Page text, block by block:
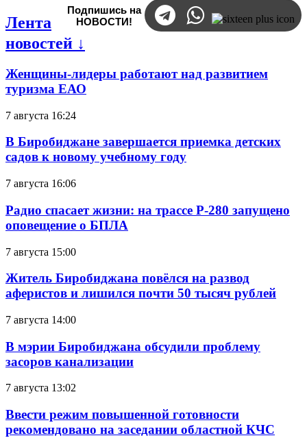
Подпишись на
НОВОСТИ!
Лента
новостей ↓
Женщины-лидеры работают над развитием
туризма ЕАО
7 августа 16:24
В Биробиджане завершается приемка детских
садов к новому учебному году
7 августа 16:06
Радио спасает жизни: на трассе Р-280 запущено
оповещение о БПЛА
7 августа 15:00
Житель Биробиджана повёлся на развод
аферистов и лишился почти 50 тысяч рублей
7 августа 14:00
В мэрии Биробиджана обсудили проблему
засоров канализации
7 августа 13:02
Ввести режим повышенной готовности
рекомендовано на заседании областной КЧС